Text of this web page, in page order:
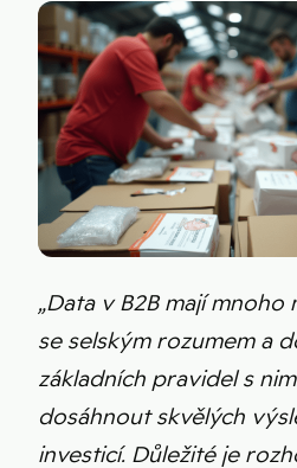
Apollo
Leady
Merk
„Data v B2B mají
se selským rozumem a
základních pravidel s
dosáhnout skvělých
investicí. Důležité je